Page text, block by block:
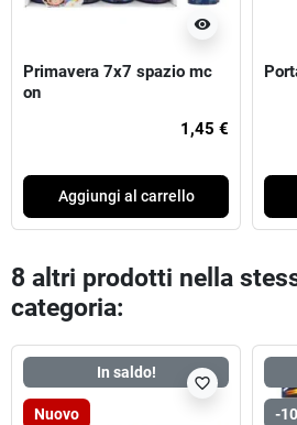
visibility
Primavera 7x7 spazio mc
on
1,45 €
Aggiungi al carrello
8 altri prodotti nella
categoria:
In saldo!
Nuovo
favorite_border
-